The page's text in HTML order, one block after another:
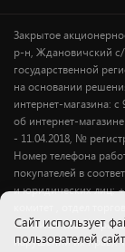
Закрытое
р-н, Ждановичский с/
государственной
на основании
интернет-магазина:
об интернет-
- 11.04.2018, №
Номер телефона
покупателей в
и юридических лиц:
«ПАТИО» (по
нарушении их прав):
Cайт использует
пользователей